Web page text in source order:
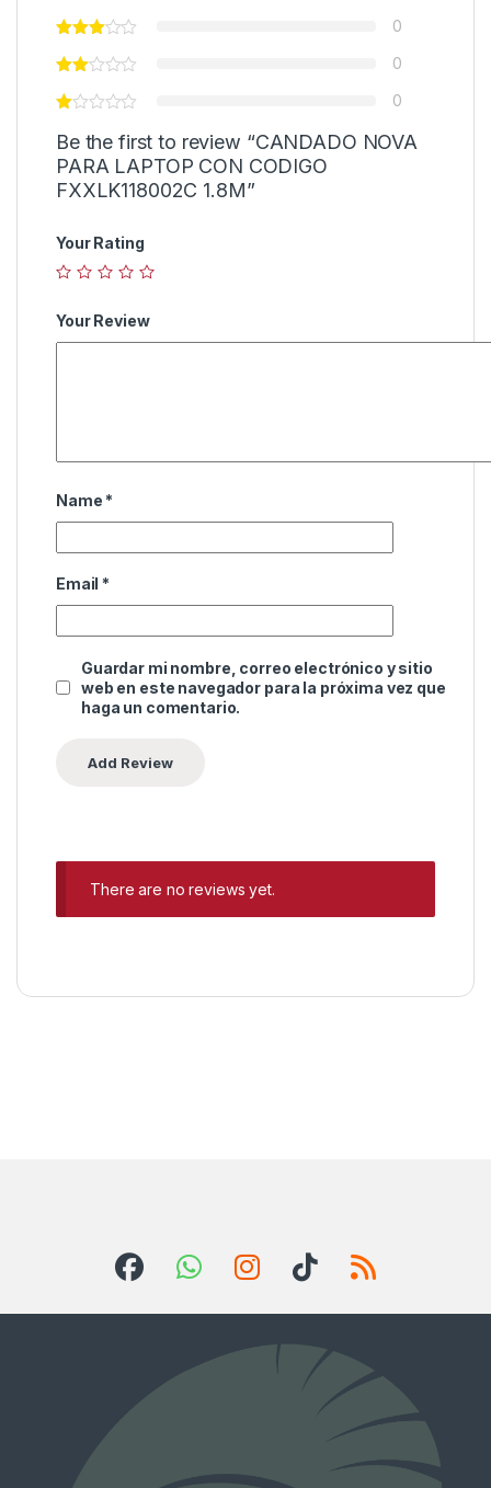
0
0
0
Be the first to review “CANDADO NOVA
PARA LAPTOP CON CODIGO
FXXLK118002C 1.8M”
Your Rating
Your Review
Name *
Email *
Guardar mi nombre, correo electrónico y sitio
web en este navegador para la próxima vez que
haga un comentario.
There are no reviews yet.